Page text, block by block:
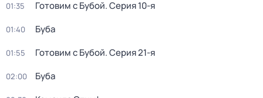
01:35 Готовим с Бубой. Серия 10-я
01:40 Буба
01:55 Готовим с Бубой. Серия 21-я
02:00 Буба